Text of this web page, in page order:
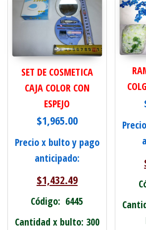
SET DE COSMETICA
CAJA COLOR CON
ESPEJO
$1,965.00
Precio x bulto y pago
anticipado:
$1,432.49
Código: 6445
Cantidad x bulto: 300